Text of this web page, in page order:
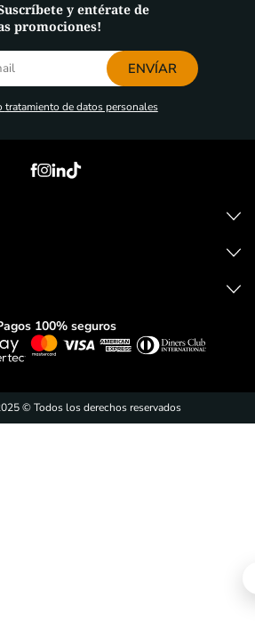
y entérate de
promociones!
ENVÍAR
tratamiento de datos personales
100% seguros
© Todos los derechos reservados